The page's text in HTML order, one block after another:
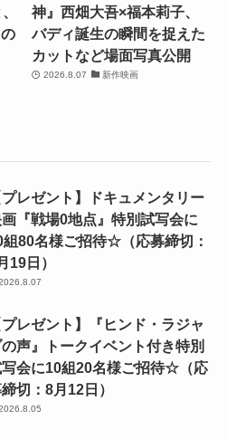
神』西畑大吾×福本莉子、
バディ誕生の瞬間を捉えた
カットなど場面写真公開
2026.8.07 新作映画
プレゼント】ドキュメンタリー
『戦場0地点』特別試写会に
組80名様ご招待☆（応募締切：
19日）
プレゼント】『ヒンド・ラジャ
声』トークイベント付き特別
会に10組20名様ご招待☆（応
切：8月12日）